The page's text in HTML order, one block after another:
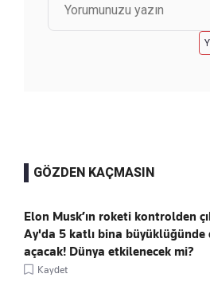
GÖZDEN KAÇMASIN
Elon Musk’ın roketi kontrolden
Ay'da 5 katlı bina büyüklüğünde
açacak! Dünya etkilenecek mi?
Kaydet